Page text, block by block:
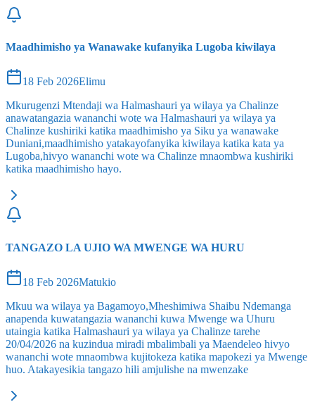
Maadhimisho ya Wanawake kufanyika Lugoba kiwilaya
18 Feb 2026Elimu
Mkurugenzi Mtendaji wa Halmashauri ya wilaya ya Chalinze
anawatangazia wananchi wote wa Halmashauri ya wilaya ya
Chalinze kushiriki katika maadhimisho ya Siku ya wanawake
Duniani,maadhimisho yatakayofanyika kiwilaya katika kata ya
Lugoba,hivyo wananchi wote wa Chalinze mnaombwa kushiriki
katika maadhimisho hayo.
TANGAZO LA UJIO WA MWENGE WA HURU
18 Feb 2026Matukio
Mkuu wa wilaya ya Bagamoyo,Mheshimiwa Shaibu Ndemanga
anapenda kuwatangazia wananchi kuwa Mwenge wa Uhuru
utaingia katika Halmashauri ya wilaya ya Chalinze tarehe
20/04/2026 na kuzindua miradi mbalimbali ya Maendeleo hivyo
wananchi wote mnaombwa kujitokeza katika mapokezi ya Mwenge
huo. Atakayesikia tangazo hili amjulishe na mwenzake